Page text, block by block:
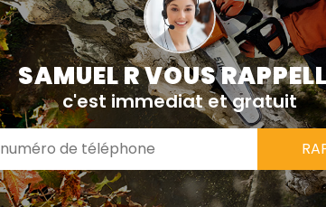
SAMUEL R VOUS
c'est immediat et gratuit